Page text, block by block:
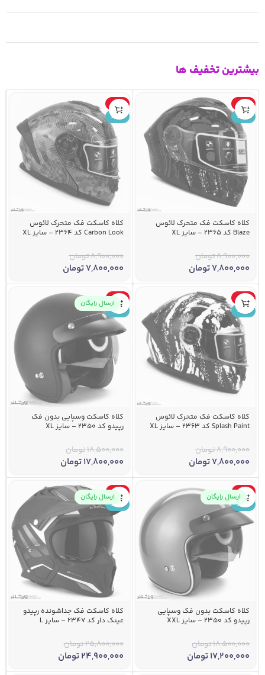
بیشترین تخفیف ها
-12%
جدید
کلاه کاسکت فک متحرک لائوس
Blaze کد 2365 – سایز XL
8,900,000تومان
7,800,000تومان
-12%
جدید
کلاه کاسکت فک متحرک لائوس
Carbon Look کد ۲۳۶۴ – سایز XL
8,900,000تومان
7,800,000تومان
-12%
جدید
کلاه کاسکت فک متحرک لائوس
Splash Paint کد 2363 – سایز XL
8,900,000تومان
7,800,000تومان
-4%
جدید
ارسال رایگان
کلاه کاسکت وسپایی بدون فک
رپیدو کد 2350 – سایز XL
18,500,000تومان
17,800,000تومان
-7%
جدید
ارسال رایگان
کلاه کاسکت بدون فک وسپایی
رپیدو کد ۲۳۵۰ – سایز XXL
18,500,000تومان
17,200,000تومان
-3%
جدید
ارسال رایگان
کلاه کاسکت فک جداشونده رپیدو
عینک دار کد 2347 – سایز L
25,800,000تومان
24,900,000تومان